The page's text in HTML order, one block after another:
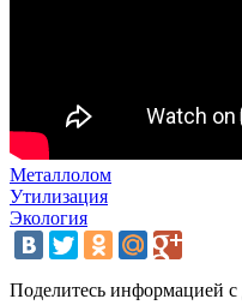
Металлолом
Утилизация
Экология
Поделитесь информацией с